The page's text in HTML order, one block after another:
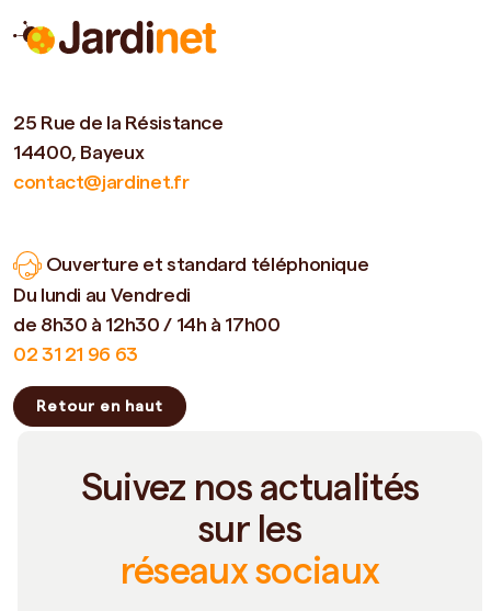
25 Rue de la Résistance
14400, Bayeux
contact@jardinet.fr
Ouverture et standard téléphonique
Du lundi au Vendredi
de 8h30 à 12h30 / 14h à 17h00
02 31 21 96 63
Retour en haut
Suivez nos actualités
sur les
réseaux sociaux